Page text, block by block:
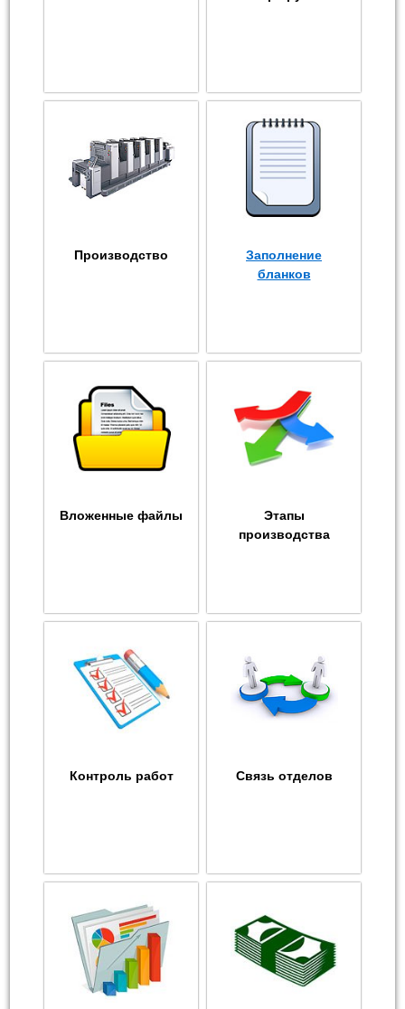
Производство
Заполнение
бланков
Вложенные файлы
Этапы
производства
Контроль работ Связь отделов